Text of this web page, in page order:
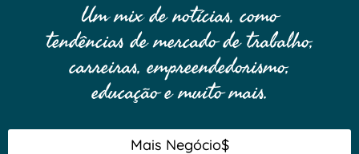
Um mix de notícias, como
tendências de mercado de trabalho,
carreiras, empreendedorismo,
educação e muito mais.
Mais Negócio$